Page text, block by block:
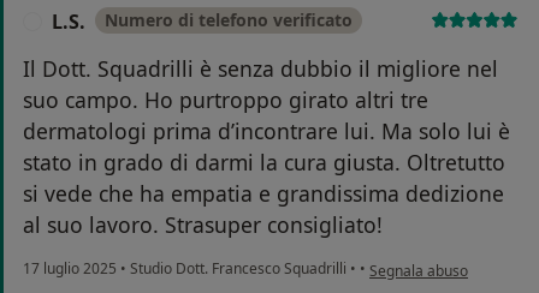
L.S. Numero di telefono verificato
Il Dott. Squadrilli è senza dubbio il migliore nel
suo campo. Ho purtroppo girato altri tre
dermatologi prima d’incontrare lui. Ma solo lui è
stato in grado di darmi la cura giusta. Oltretutto
si vede che ha empatia e grandissima dedizione
al suo lavoro. Strasuper consigliato!
17 luglio 2025 • Studio Dott. Francesco Squadrilli • • secondo l'opinione
Segnala abuso